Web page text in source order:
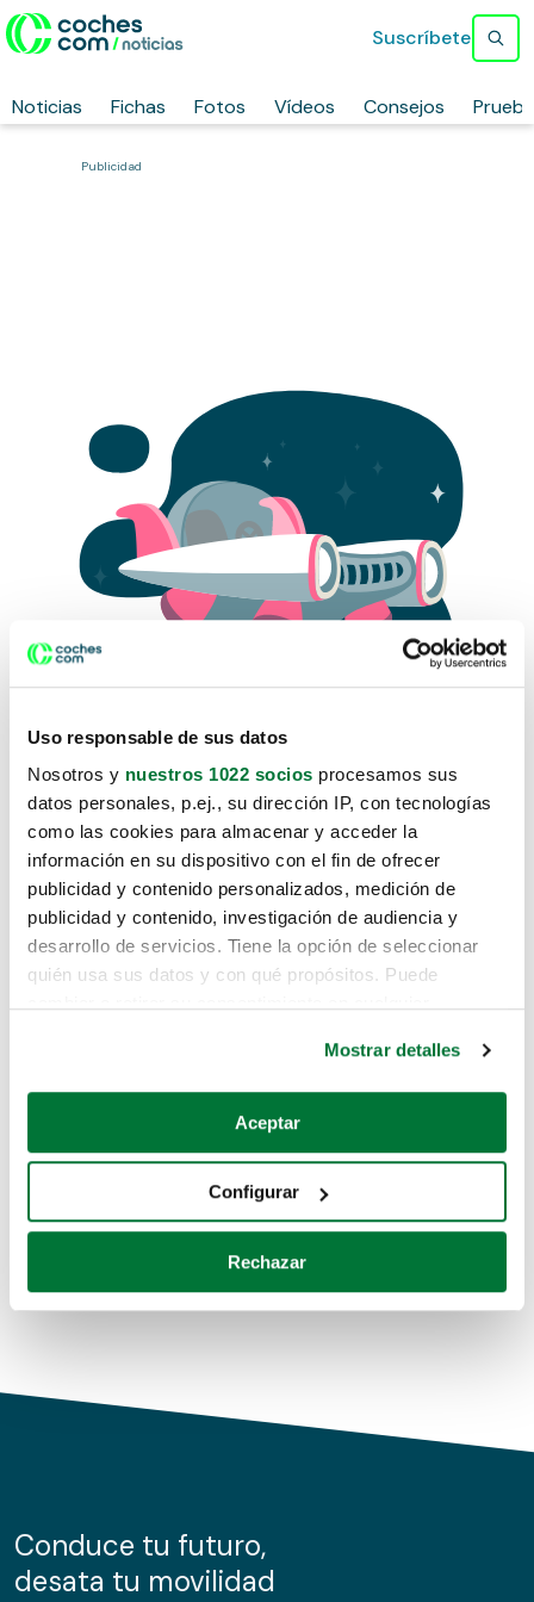
Uso responsable de sus datos
Nosotros y nuestros 1022 socios procesamos sus
datos personales, p.ej., su dirección IP, con tecnologías
como las cookies para almacenar y acceder la
información en su dispositivo con el fin de ofrecer
publicidad y contenido personalizados, medición de
publicidad y contenido, investigación de audiencia y
desarrollo de servicios. Tiene la opción de seleccionar
quién usa sus datos y con qué propósitos. Puede
Si lo permite, también quisiéramos:
Recopilar información sobre su ubicación geográfica
Identificar su dispositivo analizándolo activamente
para buscar características específicas (huellas
Obtenga más información sobre cómo se procesan sus
de cookies.
información sobre el uso que haga del sitio web con
nuestros partners de redes sociales, publicidad y análisis
Mostrar detalles
Aceptar
Configurar
Rechazar
Noticias Fichas Fotos Vídeos Consejos
Suscríbete
Publicidad
Lo sentimos, no sabemos como
te hemos traido hasta aquí.
Pero puedes encontrar el coche que estás
buscando en alguno de estos enlaces:
Coches de segunda mano
Coches de km0
Conduce tu futuro,
desata tu movilidad